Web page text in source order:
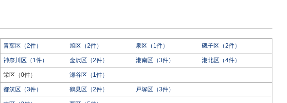
青葉区（2件） 旭区（2件） 泉区（1件） 磯子区（2件）
神奈川区（1件） 金沢区（2件） 港南区（3件） 港北区（4件）
栄区（0件） 瀬谷区（1件）
都筑区（3件） 鶴見区（2件） 戸塚区（3件）